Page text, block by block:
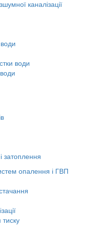
каналізації
води
затоплення
опалення і ГВП
тиску